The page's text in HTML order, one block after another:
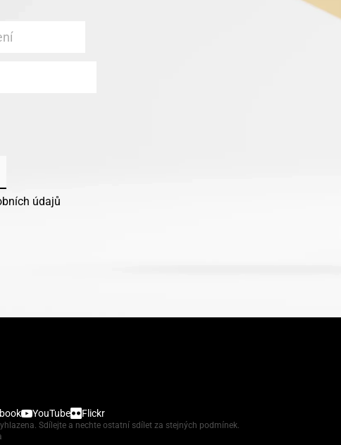
údajů
YouTube Flickr
Sdílejte a nechte ostatní sdílet za stejných podmínek.